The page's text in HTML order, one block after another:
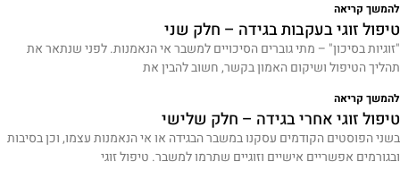
להמשך קריאה
טיפול זוגי בעקבות בגידה – חלק שני
"זוגיות בסיכון" – מתי גוברים הסיכויים למשבר אי הנאמנות. לפני שנתאר את
תהליך הטיפול ושיקום האמון בקשר, חשוב להבין את
להמשך קריאה
טיפול זוגי אחרי בגידה – חלק שלישי
בשני הפוסטים הקודמים עסקנו במשבר הבגידה או אי הנאמנות עצמו, וכן בסיבות
ובגורמים אפשריים אישיים וזוגיים שתרמו למשבר. טיפול זוגי